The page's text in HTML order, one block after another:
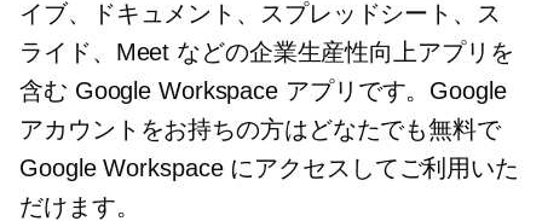
イブ、ドキュメント、スプレッドシート、ス
ライド、Meet などの企業生産性向上アプリを
含む Google Workspace アプリです。Google
アカウントをお持ちの方はどなたでも無料で
Google Workspace にアクセスしてご利用いた
だけます。